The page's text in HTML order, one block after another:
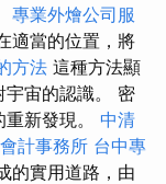
專業外燴公司服
適當的位置，將
方法 這種方法顯
宇宙的認識。 密
新發現。 中清
計事務所 台中專
的實用道路，由